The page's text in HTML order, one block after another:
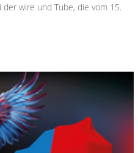
wire und Tube, die vom 15.